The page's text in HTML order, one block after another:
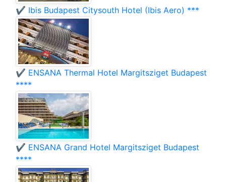
✔️ Ibis Budapest Citysouth Hotel (Ibis Aero) ***
✔️ ENSANA Thermal Hotel Margitsziget Budapest
****
✔️ ENSANA Grand Hotel Margitsziget Budapest
****